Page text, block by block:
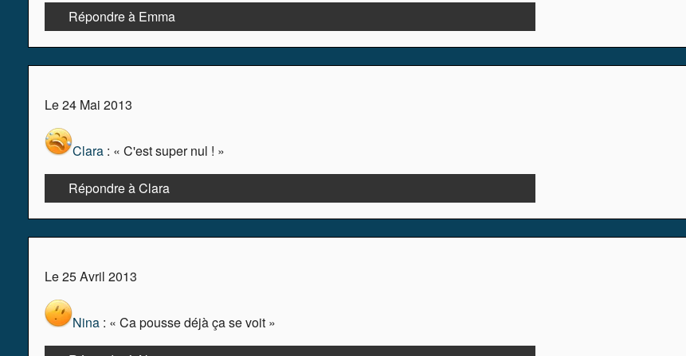
Répondre à Emma
Le 24 Mai 2013
Clara : « C'est super nul ! »
Répondre à Clara
Le 25 Avril 2013
Nina : « Ca pousse déjà ça se voit »